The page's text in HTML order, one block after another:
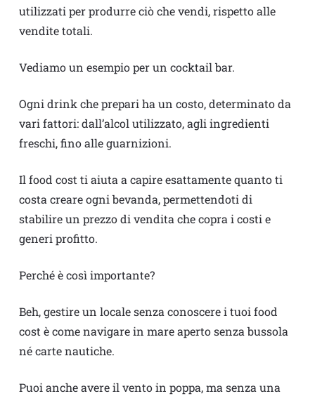
utilizzati per produrre ciò che vendi, rispetto alle
vendite totali.
Vediamo un esempio per un cocktail bar.
Ogni drink che prepari ha un costo, determinato da
vari fattori: dall’alcol utilizzato, agli ingredienti
freschi, fino alle guarnizioni.
Il food cost ti aiuta a capire esattamente quanto ti
costa creare ogni bevanda, permettendoti di
stabilire un prezzo di vendita che copra i costi e
generi profitto.
Perché è così importante?
Beh, gestire un locale senza conoscere i tuoi food
cost è come navigare in mare aperto senza bussola
né carte nautiche.
Puoi anche avere il vento in poppa, ma senza una